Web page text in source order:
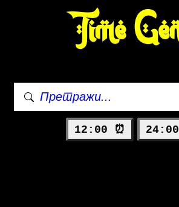
Time
12:00 ⏰